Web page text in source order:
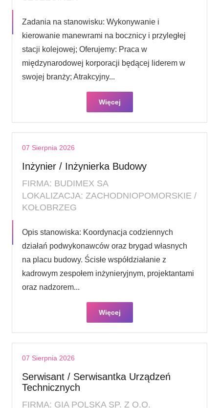
Zadania na stanowisku: Wykonywanie i
kierowanie manewrami na bocznicy i przyległej
stacji kolejowej; Oferujemy: Praca w
międzynarodowej korporacji będącej liderem w
swojej branży; Atrakcyjny...
Więcej
07 Sierpnia 2026
Inżynier / Inżynierka Budowy
FIRMA: BUDIMEX SA
LOKALIZACJA: ZACHODNIOPOMORSKIE /
KOŁOBRZEG
Opis stanowiska: Koordynacja codziennych
działań podwykonawców oraz brygad własnych
na placu budowy. Ścisłe współdziałanie z
kadrowym zespołem inżynieryjnym, projektantami
oraz nadzorem...
Więcej
07 Sierpnia 2026
Serwisant / Serwisantka Urządzeń
Technicznych
FIRMA: GIA POLSKA SP. Z O.O.